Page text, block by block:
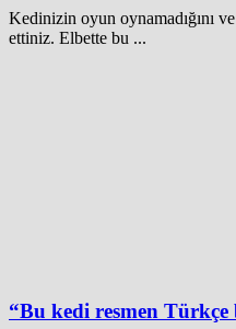
Kedinizin oyun oynamadığını
ettiniz. Elbette bu ...
“Bu kedi resmen